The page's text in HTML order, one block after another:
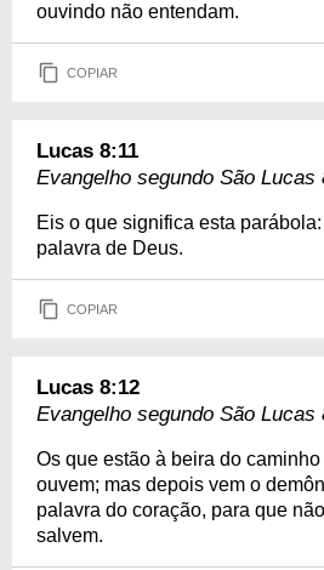
ouvindo não entendam.
COPIAR
Lucas 8:11
Evangelho segundo São
Eis o que significa esta
palavra de Deus.
COPIAR
Lucas 8:12
Evangelho segundo São
Os que estão à beira do
ouvem; mas depois vem o
palavra do coração, para que
salvem.